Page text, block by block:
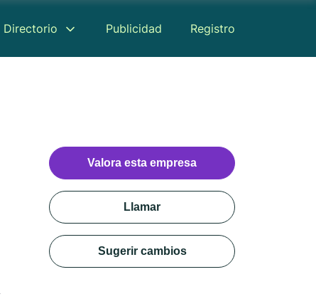
Directorio Publicidad Registro
Valora esta empresa
Llamar
Sugerir cambios